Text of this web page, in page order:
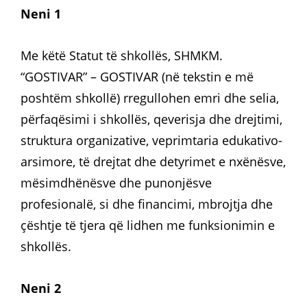
Neni 1
Me këtë Statut të shkollës, SHMKM.
“GOSTIVAR” – GOSTIVAR (në tekstin e më
poshtëm shkollë) rregullohen emri dhe selia,
përfaqësimi i shkollës, qeverisja dhe drejtimi,
struktura organizative, veprimtaria edukativo-
arsimore, të drejtat dhe detyrimet e nxënësve,
mësimdhënësve dhe punonjësve
profesionalë, si dhe financimi, mbrojtja dhe
çështje të tjera që lidhen me funksionimin e
shkollës.
Neni 2